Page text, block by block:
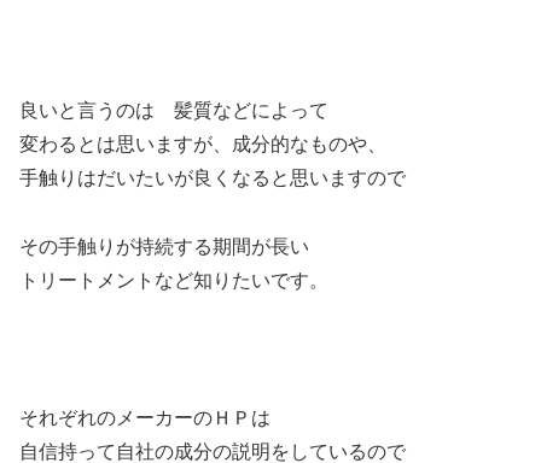
良いと言うのは 髪質などによって
変わるとは思いますが、成分的なものや、
手触りはだいたいが良くなると思いますので
その手触りが持続する期間が長い
トリートメントなど知りたいです。
それぞれのメーカーのＨＰは
自信持って自社の成分の説明をしているので